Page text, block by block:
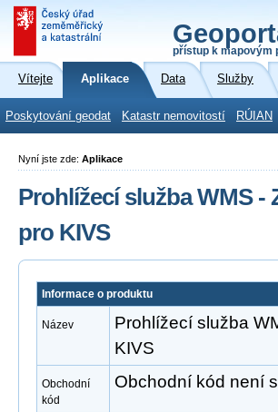
přístup k mapovým
Vítejte Aplikace Data Služby
Poskytování geodat Katastr nemovitostí RÚIAN
Nyní jste zde: Aplikace
Prohlížecí služba WMS
pro KIVS
Informace o produktu
Název
Prohlížecí služba
KIVS
Obchodní
kód
Obchodní kód není